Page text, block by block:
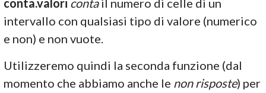
conta.valori contail numero di celle di un
intervallo con qualsiasi tipo di valore (numerico
e non) e non vuote.
Utilizzeremo quindi la seconda funzione (dal
momento che abbiamo anche le non risposte) per